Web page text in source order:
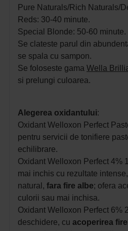
Pure Naturals/Rich Naturals/
Reds: 30-40 minute.
Special Blonde: 50-60 minute.
Se clateste parul din
se spala cu sampon.
Se foloseste gama Wella
si prelungi culoarea.
Alegerea oxidantului:
Oxidant Welloxon Perfect
pentru servicii de tonifiere
echilibrare.
Oxidant Welloxon Perfect 4%
mai inchis cu rezultate
natural, fara fire albe; ofera
culorii sau mai inchisa.
Oxidant Welloxon Perfect 6%
deschidere, cu acoperirea